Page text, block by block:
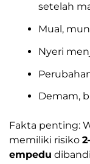
setelah
Mual,
Nyeri
Demam,
Fakta penting:
memiliki risiko
empedu